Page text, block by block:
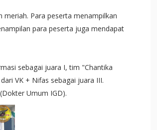
meriah. Para peserta menampilkan
para peserta juga mendapat
sebagai juara I, tim "Chantika
VK + Nifas sebagai juara III.
Umum IGD).